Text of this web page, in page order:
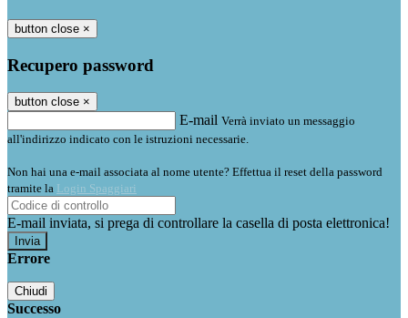
button close ×
Recupero password
button close ×
E-mail Verrà inviato un messaggio
all'indirizzo indicato con le istruzioni necessarie.
Non hai una e-mail associata al nome utente? Effettua il reset della password
tramite la Login Spaggiari
E-mail inviata, si prega di controllare la casella di posta elettronica!
Errore
Chiudi
Successo